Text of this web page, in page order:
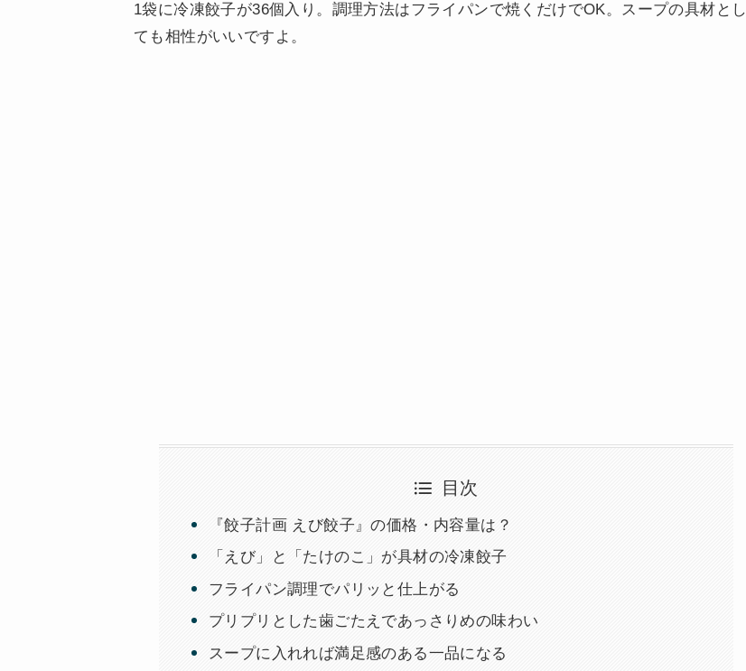
1袋に冷凍餃子が36個入り。調理方法はフライパンで焼くだけでOK。スープの具材とし
ても相性がいいですよ。
目次
『餃子計画 えび餃子』の価格・内容量は？
「えび」と「たけのこ」が具材の冷凍餃子
フライパン調理でパリッと仕上がる
プリプリとした歯ごたえであっさりめの味わい
スープに入れれば満足感のある一品になる